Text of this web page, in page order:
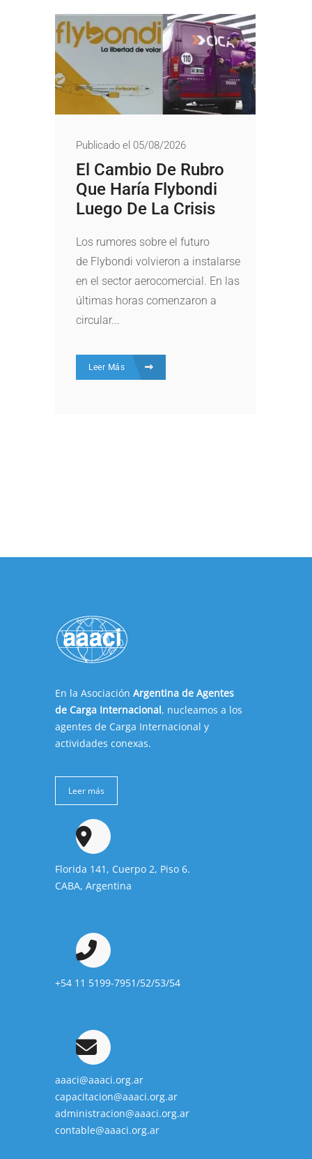
Publicado el 05/08/2026
El Cambio De Rubro
Que Haría Flybondi
Luego De La Crisis
Los rumores sobre el futuro
de Flybondi volvieron a instalarse
en el sector aerocomercial. En las
últimas horas comenzaron a
circular...
Leer Más
En la Asociación Argentina de Agentes
de Carga Internacional, nucleamos a los
agentes de Carga Internacional y
actividades conexas.
Leer más
Florida 141, Cuerpo 2, Piso 6.
CABA, Argentina
+54 11 5199-7951/52/53/54
aaaci@aaaci.org.ar
capacitacion@aaaci.org.ar
administracion@aaaci.org.ar
contable@aaaci.org.ar